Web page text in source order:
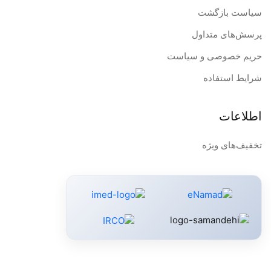
سیاست بازگشت
پرسش‌های متداول
حریم خصوصی و سیاست
شرایط استفاده
اطلاعات
تخفیف‌های ویژه